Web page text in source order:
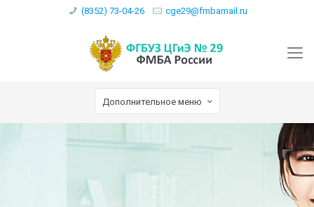
(8352) 73-04-26 cge29@fmbamail.ru
Дополнительное меню